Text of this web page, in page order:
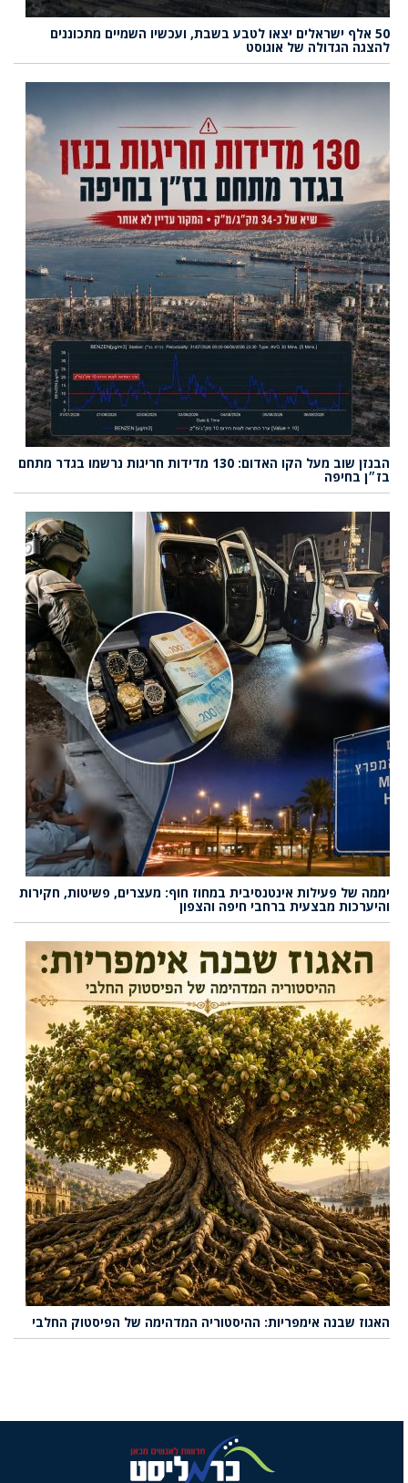
50 אלף ישראלים יצאו לטבע בשבת, ועכשיו השמיים מתכוננים
להצגה הגדולה של אוגוסט
הבנזן שוב מעל הקו האדום: 130 מדידות חריגות נרשמו בגדר מתחם
בז״ן בחיפה
יממה של פעילות אינטנסיבית במחוז חוף: מעצרים, פשיטות, חקירות
והיערכות מבצעית ברחבי חיפה והצפון
האגוז שבנה אימפריות: ההיסטוריה המדהימה של הפיסטוק החלבי